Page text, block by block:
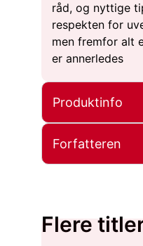
råd, og nyttige
respekten for
men fremfor alt
er annerledes
Produktinfo
Forfatteren
Flere